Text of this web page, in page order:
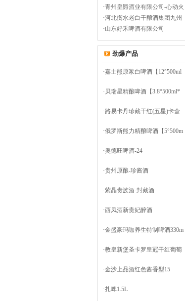
·青州皇爵酒业有限公司-心动火
·河北衡水老白干酿酒集团九州
·山东好禾啤酒有限公司
劲爆产品
·嘉士熊原浆白啤酒【12°500ml
· 贝瑞星精酿啤酒【3.8°500ml*
·路易卡丹珍藏干红(五星)卡盒
·俄罗斯熊力精酿啤酒【5°500m
·奥德旺啤酒-24
·贵州原酿-珍酱酒
·紫晶贵族酒·封藏酒
·西凤酒新贵妃醉酒
·金盛豪玛咖养生特制啤酒330m
·教皇新堡圣卡罗皇冠干红葡萄
·金沙上品酒红色酱香型15
·扎啤1.5L